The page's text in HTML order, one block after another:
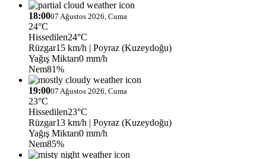
18:0007 Ağustos 2026, Cuma
24°C
Hissedilen24°C
Rüzgar15 km/h | Poyraz (Kuzeydoğu)
Yağış Miktarı0 mm/h
Nem81%
19:0007 Ağustos 2026, Cuma
23°C
Hissedilen23°C
Rüzgar13 km/h | Poyraz (Kuzeydoğu)
Yağış Miktarı0 mm/h
Nem85%